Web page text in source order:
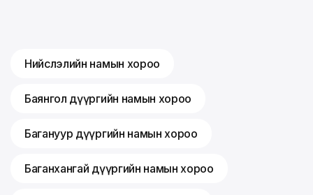
Нийслэлийн намын хороо
Баянгол дүүргийн намын хороо
Багануур дүүргийн намын хороо
Баганхангай дүүргийн намын хороо